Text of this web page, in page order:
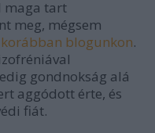
maga tart
meg, mégsem
blogunkon.
gondnokság alá
aggódott érte, és
fiát.